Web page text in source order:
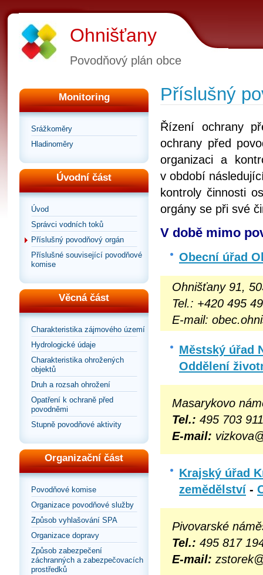
Ohnišťany
Povodňový plán obce
Monitoring
Srážkoměry
Hladinoměry
Úvodní část
Úvod
Správci vodních toků
Příslušný povodňový orgán
Příslušné související povodňové
komise
Věcná část
Charakteristika zájmového území
Hydrologické údaje
Charakteristika ohrožených
objektů
Druh a rozsah ohrožení
Opatření k ochraně před
povodněmi
Stupně povodňové aktivity
Organizační část
Povodňové komise
Organizace povodňové služby
Způsob vyhlašování SPA
Organizace dopravy
Způsob zabezpečení
záchranných a zabezpečovacích
prostředků
Příslušný
Řízení ochrany
ochrany před
organizaci a
v období
kontroly činnosti
orgány se při své
V době mimo
Obecní úřad
Ohnišťany 91,
Tel.: +420 495
E-mail:
Městský úřad
Oddělení
Masarykovo
Tel.: 495 703
E-mail:
Krajský úřad
zemědělství -
Pivovarské
Tel.: 495 817
E-mail: